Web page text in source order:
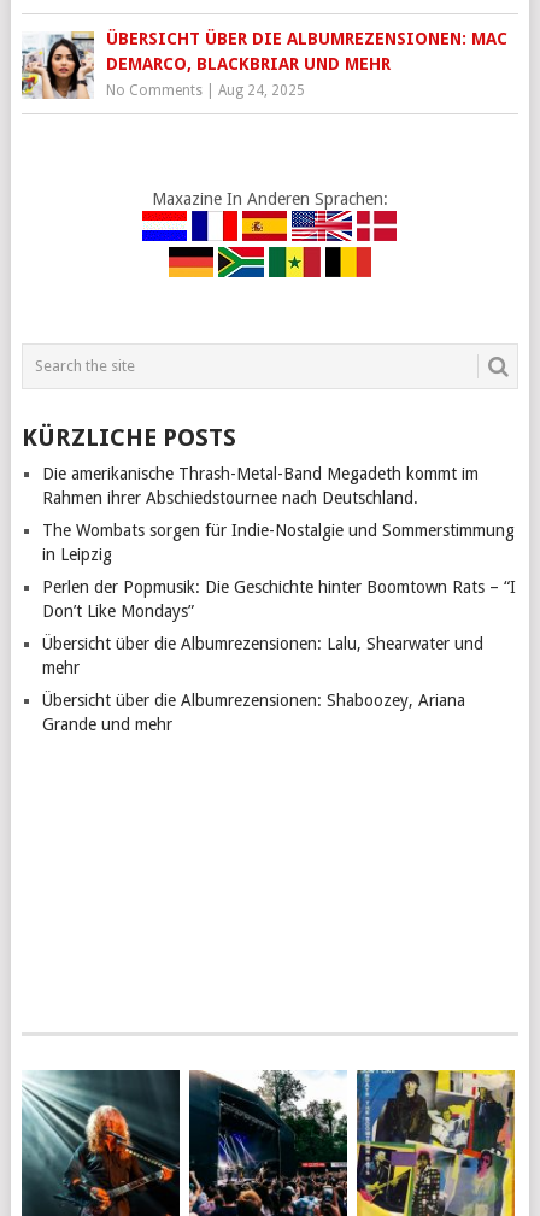
ÜBERSICHT ÜBER DIE ALBUMREZENSIONEN: MAC
DEMARCO, BLACKBRIAR UND MEHR
No Comments| Aug 24, 2025
Maxazine In Anderen Sprachen:
KÜRZLICHE POSTS
Die amerikanische Thrash-Metal-Band Megadeth kommt im
Rahmen ihrer Abschiedstournee nach Deutschland.
The Wombats sorgen für Indie-Nostalgie und Sommerstimmung
in Leipzig
Perlen der Popmusik: Die Geschichte hinter Boomtown Rats – “I
Don’t Like Mondays”
Übersicht über die Albumrezensionen: Lalu, Shearwater und
mehr
Übersicht über die Albumrezensionen: Shaboozey, Ariana
Grande und mehr